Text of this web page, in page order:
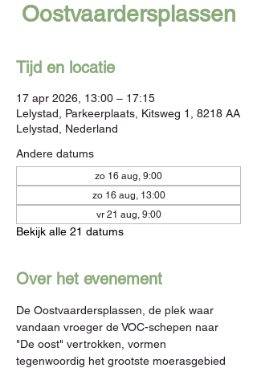
Oostvaardersplassen
Tijd en locatie
17 apr 2026, 13:00 – 17:15
Lelystad, Parkeerplaats, Kitsweg 1, 8218 AA
Lelystad, Nederland
Andere datums
zo 16 aug, 9:00
zo 16 aug, 13:00
vr 21 aug, 9:00
Bekijk alle 21 datums
Over het evenement
De Oostvaardersplassen, de plek waar
vandaan vroeger de VOC-schepen naar
"De oost" vertrokken, vormen
tegenwoordig het grootste moerasgebied